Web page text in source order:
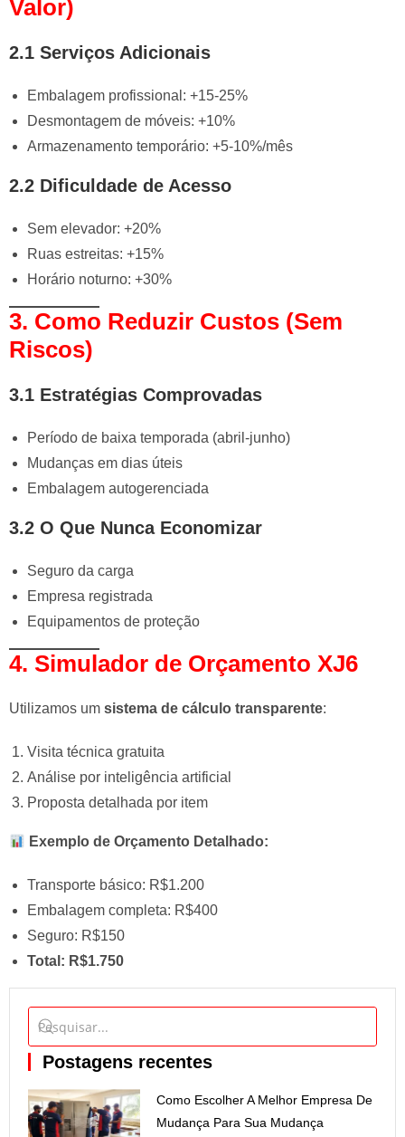
Valor)
2.1 Serviços Adicionais
Embalagem profissional: +15-25%
Desmontagem de móveis: +10%
Armazenamento temporário: +5-10%/mês
2.2 Dificuldade de Acesso
Sem elevador: +20%
Ruas estreitas: +15%
Horário noturno: +30%
3. Como Reduzir Custos (Sem
Riscos)
3.1 Estratégias Comprovadas
Período de baixa temporada (abril-junho)
Mudanças em dias úteis
Embalagem autogerenciada
3.2 O Que Nunca Economizar
Seguro da carga
Empresa registrada
Equipamentos de proteção
4. Simulador de Orçamento XJ6
Utilizamos um sistema de cálculo transparente:
Visita técnica gratuita
Análise por inteligência artificial
Proposta detalhada por item
Exemplo de Orçamento Detalhado:
Transporte básico: R$1.200
Embalagem completa: R$400
Seguro: R$150
Total: R$1.750
Postagens recentes
Como Escolher A Melhor Empresa De
Mudança Para Sua Mudança